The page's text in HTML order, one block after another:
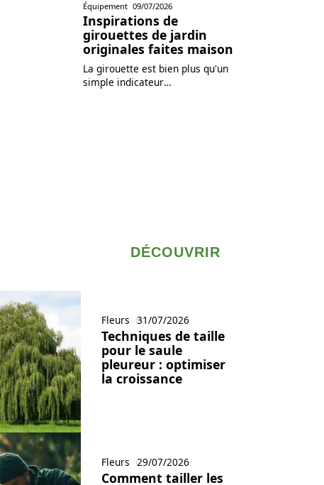
Équipement 09/07/2026
Inspirations de
girouettes de jardin
originales faites maison
La girouette est bien plus qu'un
simple indicateur…
DÉCOUVRIR
Fleurs 31/07/2026
Techniques de taille
pour le saule
pleureur : optimiser
la croissance
Fleurs 29/07/2026
Comment tailler les